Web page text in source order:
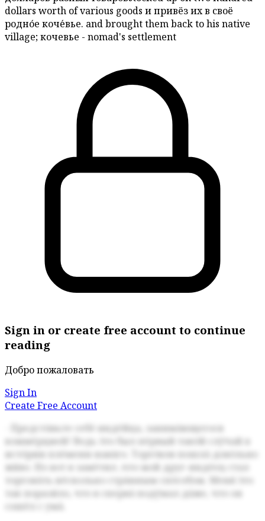
dollars worth of various goods и привёз их в своё
родно́е коче́вье. and brought them back to his native
village; кочевье - nomad's settlement
Sign in or create free account to continue
reading
Добро пожаловать
Sign In
Create Free Account
- Предста́вьте себе́ инде́йца, занима́ющегося
комме́рцией!
Ведь э́то был пе́рвый тако́й слу́чай в
исто́рии пле́мени нава́го.
Торго́вля пошла́ дово́льно
жи́во.
Но вот я заме́тил ,
что мой друг-инде́ец стал
торгова́ть не́сколько стра́нным спо́собом.
Меня́ э́то
так порази́ло,
что я сперва́ поду́мал да́же,
что он
сошёл с ума́.